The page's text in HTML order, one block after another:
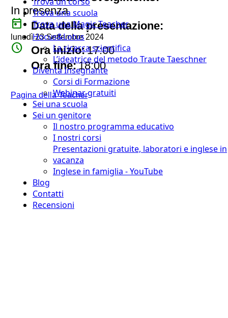
Trova una scuola
Trova una Magic Teacher
Hocus&Lotus
La ricerca scientifica
L’ideatrice del metodo Traute Taeschner
Diventa Insegnante
Corsi di Formazione
Webinar gratuiti
Sei una scuola
Sei un genitore
Il nostro programma educativo
I nostri corsi
Presentazioni gratuite, laboratori e inglese in
vacanza
Inglese in famiglia - YouTube
Blog
Contatti
Recensioni
In presenza
today Data della presentazione:
lunedì 23 Settembre 2024
watch_later Ora inizio:17:00
Ora fine:18:00
Pagina della Teacher